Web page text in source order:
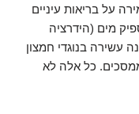
על בריאות עיניים
מים (הידרציה
עשירה בנוגדי חמצון
ממסכים. כל אלה לא